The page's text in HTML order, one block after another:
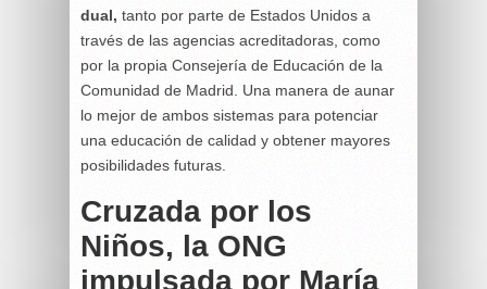
dual, tanto por parte de Estados Unidos a
través de las agencias acreditadoras, como
por la propia Consejería de Educación de la
Comunidad de Madrid. Una manera de aunar
lo mejor de ambos sistemas para potenciar
una educación de calidad y obtener mayores
posibilidades futuras.
Cruzada por los
Niños, la ONG
impulsada por María